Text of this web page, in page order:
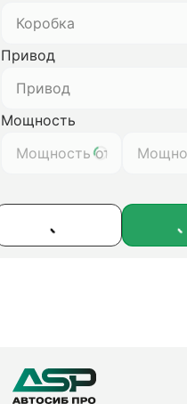
Коробка
Привод
Привод
Мощность